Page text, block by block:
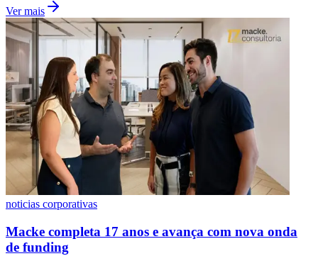
Ver mais
noticias corporativas
Macke completa 17 anos e avança com nova onda
de funding